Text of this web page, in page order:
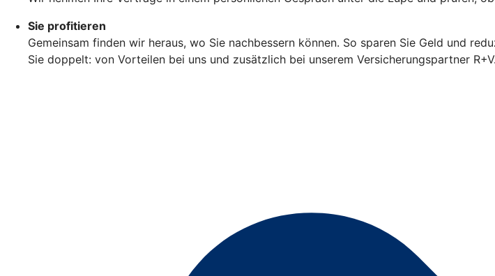
Sie profitieren
Gemeinsam finden wir heraus, wo Sie nachbessern können. So sparen Sie Geld und
Sie doppelt: von Vorteilen bei uns und zusätzlich bei unserem Versicherungspartner R+V.